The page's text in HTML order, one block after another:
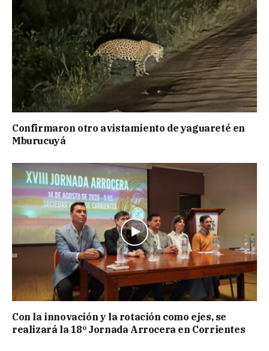
Confirmaron otro avistamiento de yaguareté en
Mburucuyá
Con la innovación y la rotación como ejes, se
realizará la 18º Jornada Arrocera en Corrientes